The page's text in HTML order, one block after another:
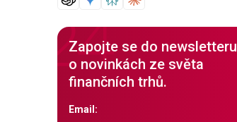
Zapojte se do newsletteru
o novinkách ze světa
finančních trhů.
Email: